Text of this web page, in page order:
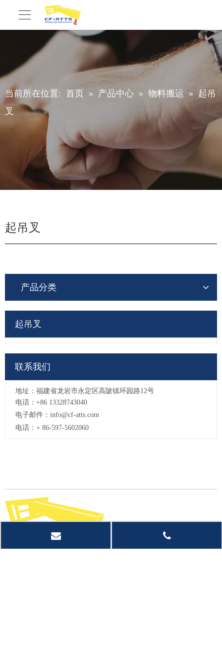
当前所在位置: 首页 » 产品中心 » 物料搬运 » 起吊
叉
起吊叉
产品分类
起吊叉
联系我们
地址：福建省龙岩市永定区高陂镇环园路12号
电话：+86 13328743040
电子邮件： info@cf-atts.com
电话：+ 86-597-5602060